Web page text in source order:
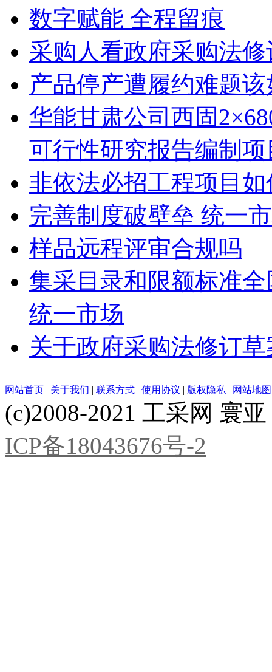
数字赋能 全程留痕
采购人看政府采购法
产品停产遭履约难题
华能甘肃公司西固
可行性研究报告编制
非依法必招工程项目
完善制度破壁垒 统一
样品远程评审合规吗
集采目录和限额标准
统一市场
关于政府采购法修订
网站首页 | 关于我们 | 联系方式 | 使用协议 | 版权隐私 | 网站地图
(c)2008-2021 工采网 寰
ICP备18043676号-2